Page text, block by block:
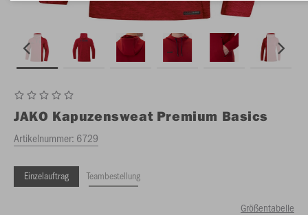
JAKO Kapuzensweat Premium Basics
Artikelnummer: 6729
Einzelauftrag Teambestellung
Größentabelle